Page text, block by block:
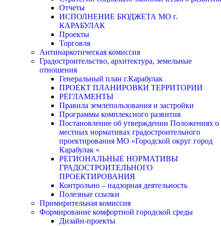
Отчеты
ИСПОЛНЕНИЕ БЮДЖЕТА МО г.
КАРАБУЛАК
Проекты
Торговля
Антинаркотическая комиссия
Градостроительство, архитектура, земельные
отношения
Генеральный план г.Карабулак
ПРОЕКТ ПЛАНИРОВКИ ТЕРРИТОРИИ
РЕГЛАМЕНТЫ
Правила землепользования и застройки
Программы комплексного развития
Постановление об утверждении Положениях о
местных нормативах градостроительного
проектирования МО «Городской округ город
Карабулак «
РЕГИОНАЛЬНЫЕ НОРМАТИВЫ
ГРАДОСТРОИТЕЛЬНОГО
ПРОЕКТИРОВАНИЯ
Контрольно – надзорная деятельность
Полезные ссылки
Примирительная комиссия
Формирование комфортной городской среды
Дизайн-проекты